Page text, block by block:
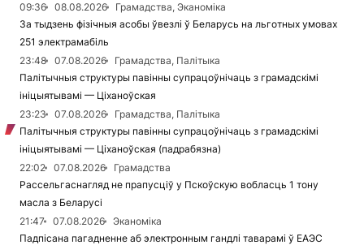
09:36
08.08.2026
Грамадства, Эканоміка
За тыдзень фізічныя асобы ўвезлі ў Беларусь на льготных умовах
251 электрамабіль
23:48
07.08.2026
Грамадства, Палітыка
Палітычныя структуры павінны супрацоўнічаць з грамадскімі
ініцыятывамі — Ціханоўская
23:23
07.08.2026
Грамадства, Палітыка
Палітычныя структуры павінны супрацоўнічаць з грамадскімі
ініцыятывамі — Ціханоўская (падрабязна)
22:02
07.08.2026
Грамадства
Рассельгаснагляд не прапусціў у Пскоўскую вобласць 1 тону
масла з Беларусі
21:47
07.08.2026
Эканоміка
Падпісана пагадненне аб электронным гандлі таварамі ў ЕАЭС